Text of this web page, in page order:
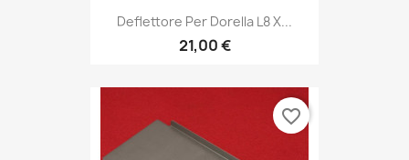
Deflettore Per Dorella L8 X...
21,00 €
favorite_border